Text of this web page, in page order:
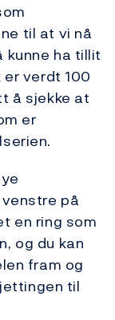
til at vi nå
kunne ha tillit
verdt 100
å sjekke at
er
på
en ring som
og du kan
fram og
til